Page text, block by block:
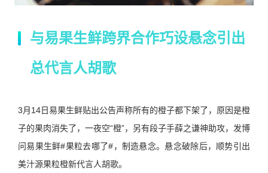
与易果生鲜跨界合作巧设悬念引出
总代言人胡歌
3月14日易果生鲜贴出公告声称所有的橙子都下架了，原因是橙
子的果肉消失了，一夜空“橙”，另有段子手薛之谦神助攻，发博
问易果生鲜#果粒去哪了#，制造悬念。悬念破除后，顺势引出
美汁源果粒橙新代言人胡歌。